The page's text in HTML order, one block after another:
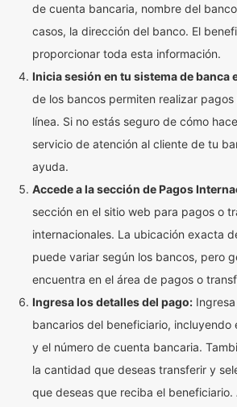
de cuenta bancaria, nombre del
casos, la dirección del banco. El
proporcionar toda esta información.
Inicia sesión en tu sistema de banca
de los bancos permiten realizar pagos
línea. Si no estás seguro de cómo
servicio de atención al cliente de tu
ayuda.
Accede a la sección de Pagos
sección en el sitio web para pagos o
internacionales. La ubicación exacta
puede variar según los bancos, pero
encuentra en el área de pagos o
Ingresa los detalles del pago:
bancarios del beneficiario, incluyendo
y el número de cuenta bancaria.
la cantidad que deseas transferir y
que deseas que reciba el beneficiario.